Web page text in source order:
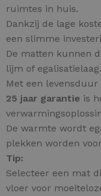
ruimtes in huis.
Dankzij de lage
een slimme
De matten kunnen
lijm of egalisatielaag.
Met een
25 jaar garantie is
De warmte wordt
plekken worden
Tip:
Selecteer een mat
vloer voor